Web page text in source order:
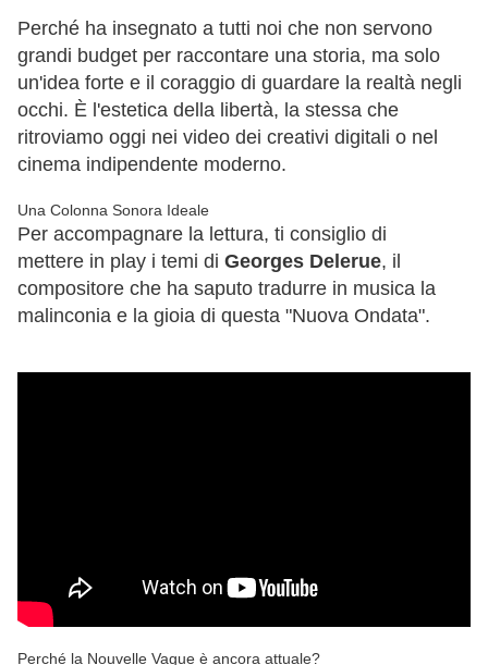
Perché ha insegnato a tutti noi che non servono
grandi budget per raccontare una storia, ma solo
un'idea forte e il coraggio di guardare la realtà negli
occhi. È l'estetica della libertà, la stessa che
ritroviamo oggi nei video dei creativi digitali o nel
cinema indipendente moderno.
Una Colonna Sonora Ideale
Per accompagnare la lettura, ti consiglio di
mettere in play i temi di Georges Delerue, il
compositore che ha saputo tradurre in musica la
malinconia e la gioia di questa "Nuova Ondata".
Perché la Nouvelle Vague è ancora attuale?